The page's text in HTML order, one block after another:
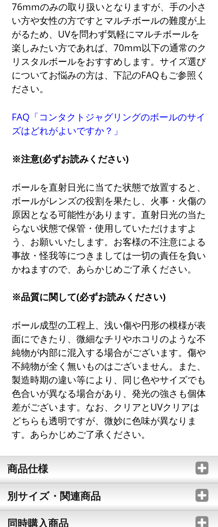
76mmのみの取り扱いとなりますが、手の小さ
い方や女性の方ですとマルチボールの難度が上
がるため、UVを問わず気軽にマルチボールを
楽しみたい方であれば、70mm以下の通常のク
リスタルボールをおすすめします。サイズ選び
についてお悩みの方は、下記のFAQもご参照く
ださい。
FAQ「コンタクトジャグリングのボールのサイ
ズはどれがよいですか？」
※注意(必ずお読みください)
ボールを直射日光に当てた状態で放置すると、
ボールがレンズの役割を果たし、火事・火傷の
原因となる可能性があります。直射日光の当た
らない状態で保管・使用していただけますよ
う、お願いいたします。お客様の不注意による
事故・怪我等につきましては一切の責任を負い
かねますので、あらかじめご了承ください。
※品質に関して(必ずお読みください)
ボール成型の工程上、浅い傷や円形の模様が表
面にできたり、微細なチリやホコリのような不
純物が内部に混入する場合がございます。傷や
不純物が全く無いものはございません。また、
製造時期の違い等により、同じ色やサイズでも
色合いが異なる場合があり、発光の強さも個体
差がございます。なお、クリアとUVクリアは
どちらも透明ですが、微妙に色味が異なりま
す。あらかじめご了承ください。
商品仕様
別サイズ・関連商品
同時購入商品